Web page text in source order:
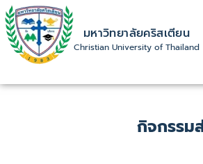
มหาวิทยาลัยคริสเตียน
Christian University of Thailand
กิจกรรม